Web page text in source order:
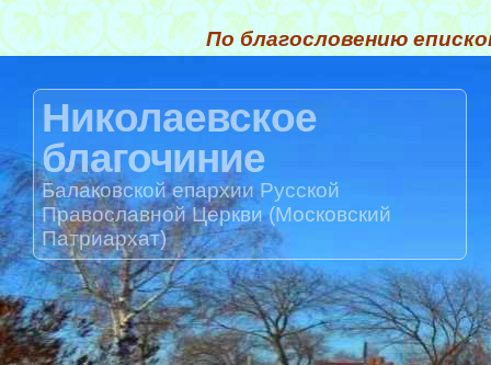
По благословению
Николаевское
благочиние
Балаковской епархии Русской
Православной Церкви (Московский
Патриархат)